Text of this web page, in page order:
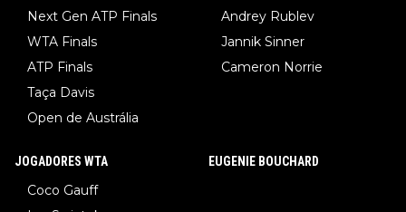
Next Gen ATP Finals
WTA Finals
ATP Finals
Taça Davis
Open de Austrália
Andrey Rublev
Jannik Sinner
Cameron Norrie
JOGADORES WTA
Coco Gauff
EUGENIE BOUCHARD